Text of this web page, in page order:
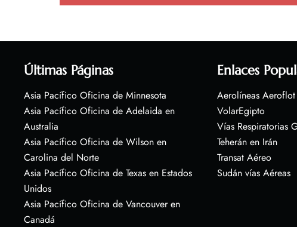
Últimas Páginas
Asia Pacífico Oficina de Minnesota
Asia Pacífico Oficina de Adelaida en
Australia
Asia Pacífico Oficina de Wilson en
Carolina del Norte
Asia Pacífico Oficina de Texas en Estados
Unidos
Asia Pacífico Oficina de Vancouver en
Canadá
Enlaces
Aerolíneas Aeroflot
VolarEgipto
Vías Respiratorias
Teherán en Irán
Transat Aéreo
Sudán vías Aéreas